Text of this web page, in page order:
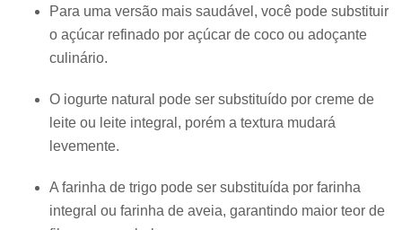
Para uma versão mais saudável, você pode substituir
o açúcar refinado por açúcar de coco ou adoçante
culinário.
O iogurte natural pode ser substituído por creme de
leite ou leite integral, porém a textura mudará
levemente.
A farinha de trigo pode ser substituída por farinha
integral ou farinha de aveia, garantindo maior teor de